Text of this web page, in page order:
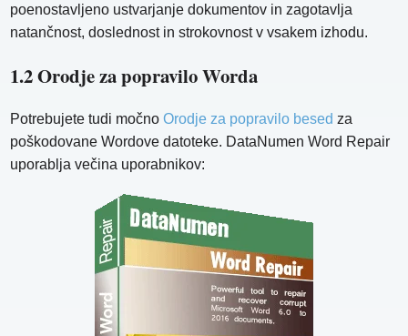
poenostavljeno ustvarjanje dokumentov in zagotavlja
natančnost, doslednost in strokovnost v vsakem izhodu.
1.2 Orodje za popravilo Worda
Potrebujete tudi močnoOrodje za popravilo besed za
poškodovane Wordove datoteke. DataNumen Word Repair
uporablja večina uporabnikov: